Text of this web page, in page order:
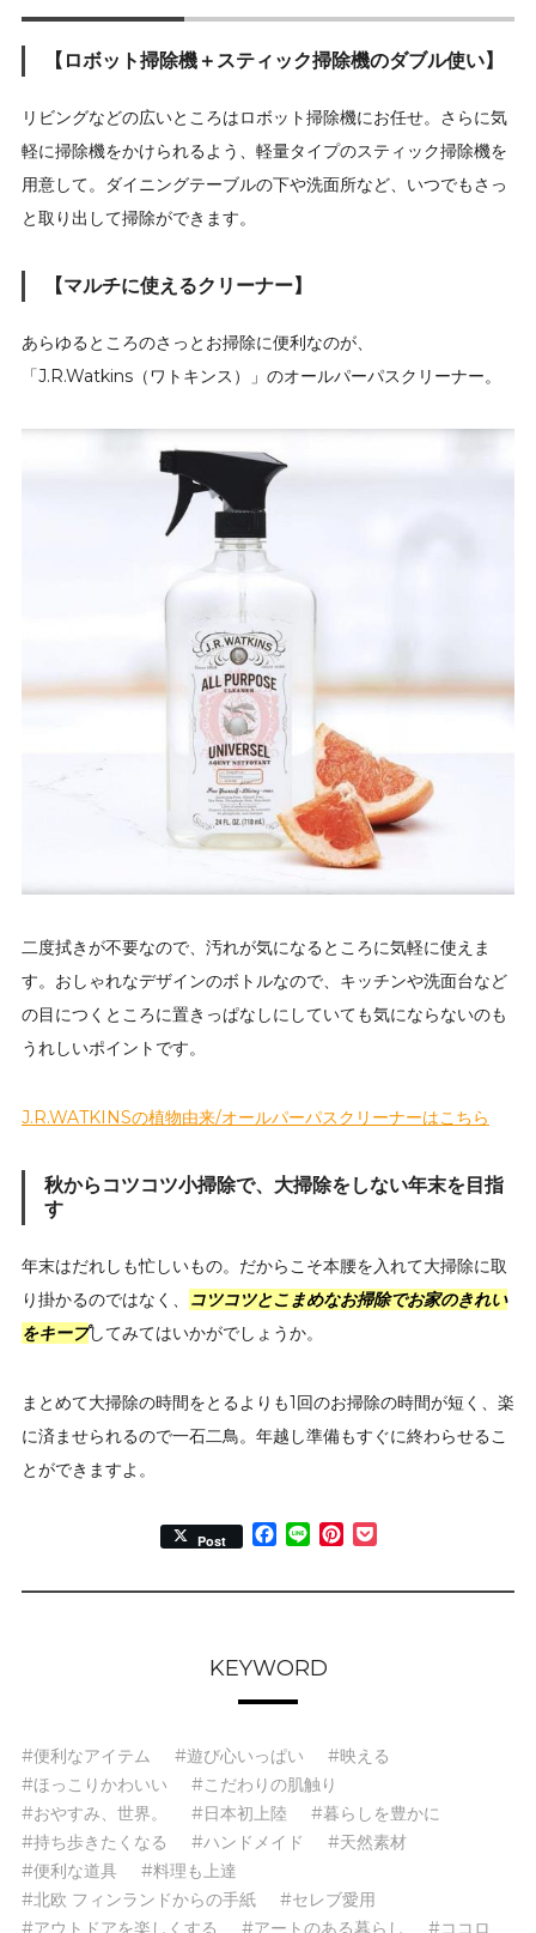
【ロボット掃除機＋スティック掃除機のダブル使い】
リビングなどの広いところはロボット掃除機にお任せ。さらに気
軽に掃除機をかけられるよう、軽量タイプのスティック掃除機を
用意して。ダイニングテーブルの下や洗面所など、いつでもさっ
と取り出して掃除ができます。
【マルチに使えるクリーナー】
あらゆるところのさっとお掃除に便利なのが、
「J.R.Watkins（ワトキンス）」のオールパーパスクリーナー。
二度拭きが不要なので、汚れが気になるところに気軽に使えま
す。おしゃれなデザインのボトルなので、キッチンや洗面台など
の目につくところに置きっぱなしにしていても気にならないのも
うれしいポイントです。
J.R.WATKINSの植物由来/オールパーパスクリーナーはこちら
秋からコツコツ小掃除で、大掃除をしない年末を目指
す
年末はだれしも忙しいもの。だからこそ本腰を入れて大掃除に取
り掛かるのではなく、
コツコツとこまめなお掃除でお家のきれい
をキープしてみてはいかがでしょうか。
まとめて大掃除の時間をとるよりも1回のお掃除の時間が短く、楽
に済ませられるので一石二鳥。年越し準備もすぐに終わらせるこ
とができますよ。
Post Facebook
Line Pinterest
KEYWORD
#便利なアイテム #遊び心いっぱい
#映える
#ほっこりかわいい
#こだわりの肌触り
#おやすみ、世界。
#日本初上陸
#暮らしを豊かに
#持ち歩きたくなる
#ハンドメイド
#天然素材
#便利な道具
#料理も上達
#北欧 フィンランドからの手紙
#セレブ愛用
#アウトドアを楽しくする
#アートのある暮らし
#ココロ